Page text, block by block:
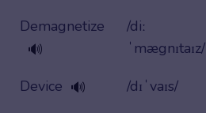
Demagnetize
🔊
/diː
ˈmægnɪtaɪz/
Device 🔊 /dɪˈvaɪs/